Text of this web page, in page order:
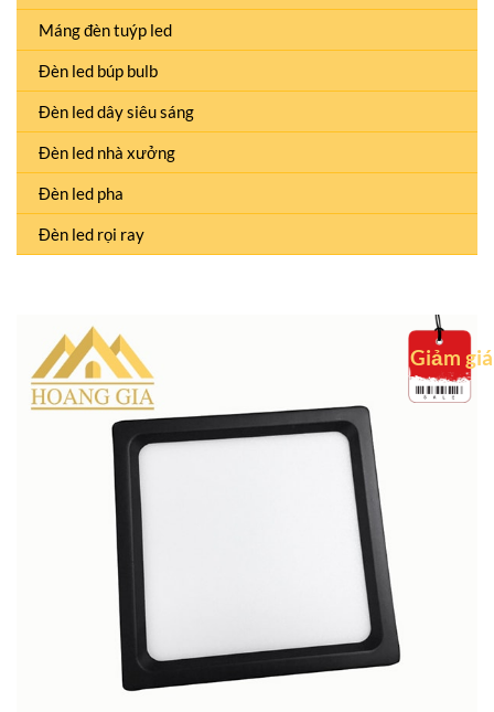
Máng đèn tuýp led
Đèn led búp bulb
Đèn led dây siêu sáng
Đèn led nhà xưởng
Đèn led pha
Đèn led rọi ray
Giảm